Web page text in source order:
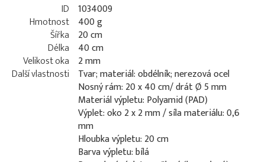
ID 1034009
Hmotnost 400 g
Šířka
20 cm
Délka
40 cm
Velikost oka
2 mm
Další vlastnosti
Tvar; materiál: obdélník; nerezová ocel
Nosný rám: 20 x 40 cm/ drát Ø 5 mm
Materiál výpletu: Polyamid (PAD)
Výplet: oko 2 x 2 mm / síla materiálu: 0,6
mm
Hloubka výpletu: 20 cm
Barva výpletu: bílá